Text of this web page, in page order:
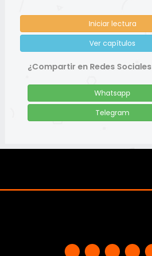
Iniciar lectura
Ver capítulos
¿Compartir en Redes Sociales
Whatsapp
Telegram